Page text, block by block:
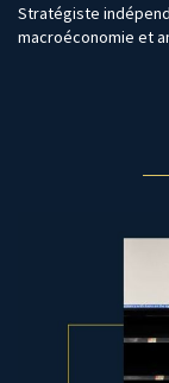
Stratégiste
macroéconomie et